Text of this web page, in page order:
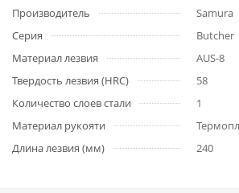
Производитель
Samura
Серия
Butcher
Материал лезвия
AUS-8
Твердость лезвия (HRC)
58
Количество слоев стали
1
Материал рукояти
Длина лезвия (мм)
240